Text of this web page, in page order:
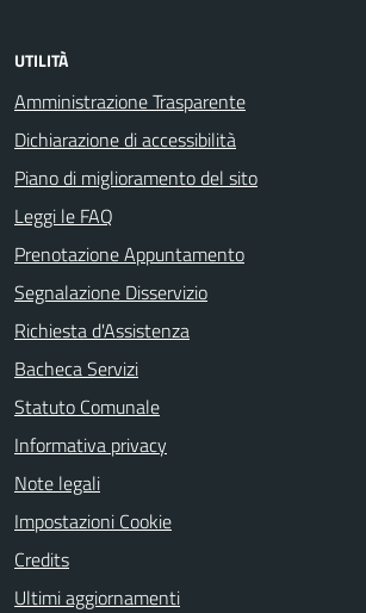
UTILITÀ
Amministrazione Trasparente
Dichiarazione di accessibilità
Piano di miglioramento del sito
Leggi le FAQ
Prenotazione Appuntamento
Segnalazione Disservizio
Richiesta d'Assistenza
Bacheca Servizi
Statuto Comunale
Informativa privacy
Note legali
Impostazioni Cookie
Credits
Ultimi aggiornamenti